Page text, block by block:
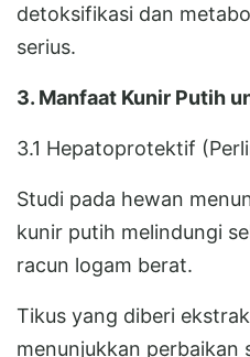
detoksifikasi dan
serius.
3. Manfaat Kunir Putih
3.1 Hepatoprotektif
Studi pada hewan
kunir putih melindungi
racun logam berat.
Tikus yang diberi
menunjukkan perbaikan